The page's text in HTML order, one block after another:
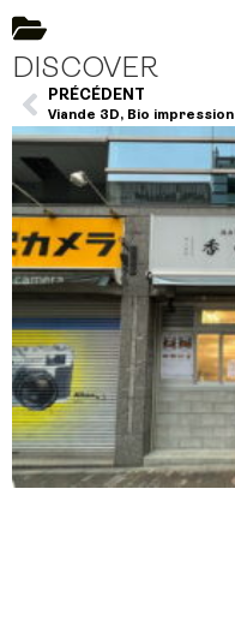
DISCOVER
PRÉCÉDENT